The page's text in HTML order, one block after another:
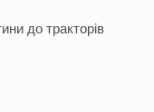
до тракторів